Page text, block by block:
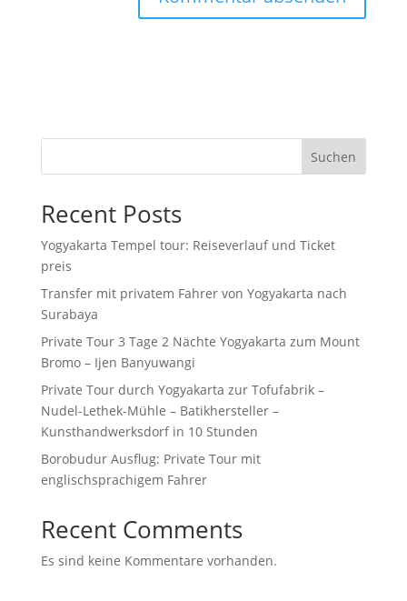
Suchen
Recent Posts
Yogyakarta Tempel tour: Reiseverlauf und Ticket
preis
Transfer mit privatem Fahrer von Yogyakarta nach
Surabaya
Private Tour 3 Tage 2 Nächte Yogyakarta zum Mount
Bromo – Ijen Banyuwangi
Private Tour durch Yogyakarta zur Tofufabrik –
Nudel-Lethek-Mühle – Batikhersteller –
Kunsthandwerksdorf in 10 Stunden
Borobudur Ausflug: Private Tour mit
englischsprachigem Fahrer
Recent Comments
Es sind keine Kommentare vorhanden.